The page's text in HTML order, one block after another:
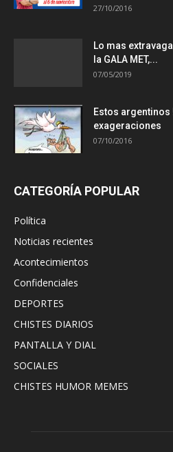
27/10/2016
Lo mas
la GALA MET,...
07/05/2019
Estos
exageraciones
07/10/2016
CATEGORÍA POPULAR
Política
Noticias recientes
Acontecimientos
Confidenciales
DEPORTES
CHISTES DIARIOS
PANTALLA Y DIAL
SOCIALES
CHISTES HUMOR MEMES